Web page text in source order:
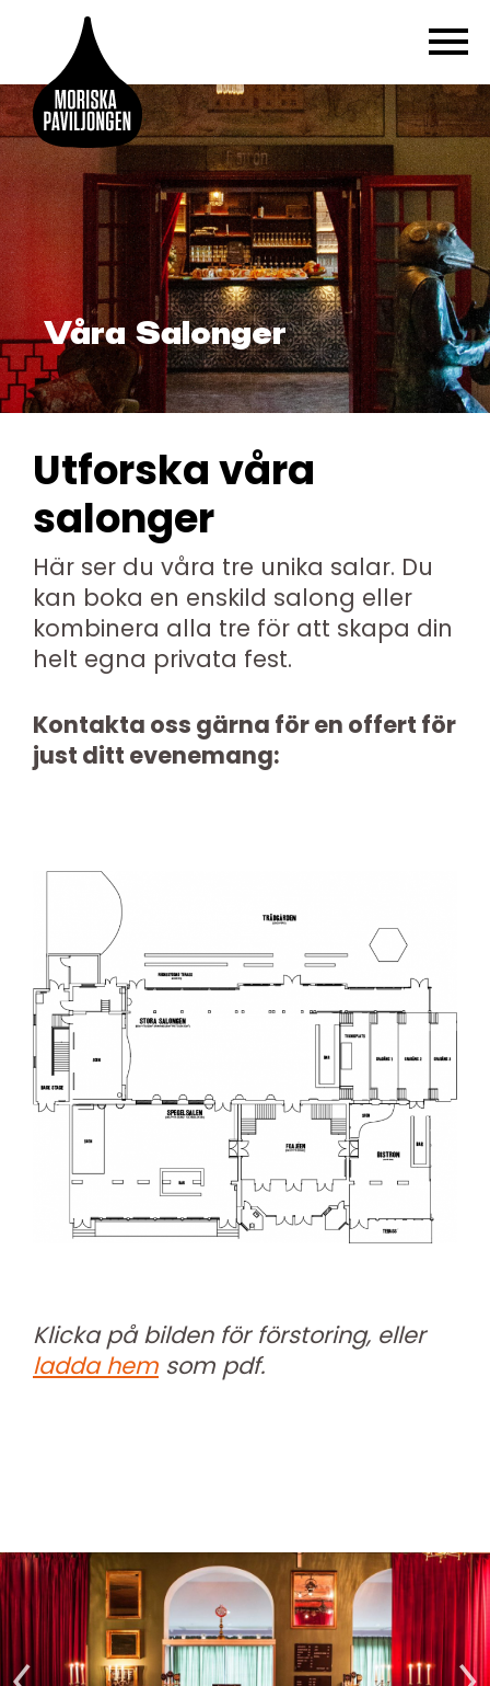
Våra Salonger
Utforska våra
salonger
Här ser du våra tre unika salar. Du
kan boka en enskild salong eller
kombinera alla tre för att skapa din
helt egna privata fest.
Kontakta oss gärna för en offert för
just ditt evenemang:
Klicka på bilden för förstoring, eller
ladda hem som pdf.